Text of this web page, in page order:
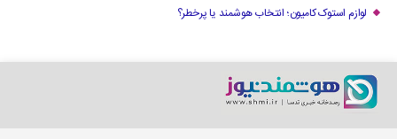
لوازم استوک کامیون؛ انتخاب هوشمند یا پرخطر؟